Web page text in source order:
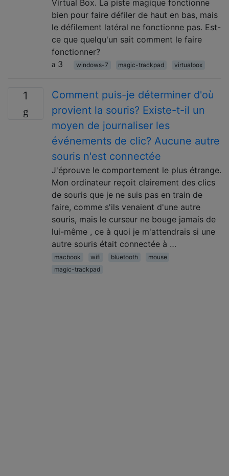
Virtual Box. La piste magique fonctionne
bien pour faire défiler de haut en bas, mais
le défilement latéral ne fonctionne pas. Est-
ce que quelqu'un sait comment le faire
fonctionner?
3
windows-7 magic-trackpad virtualbox
1
Comment puis-je déterminer d'où
provient la souris? Existe-t-il un
moyen de journaliser les
événements de clic? Aucune autre
souris n'est connectée
J'éprouve le comportement le plus étrange.
Mon ordinateur reçoit clairement des clics
de souris que je ne suis pas en train de
faire, comme s'ils venaient d'une autre
souris, mais le curseur ne bouge jamais de
lui-même , ce à quoi je m'attendrais si une
autre souris était connectée à …
macbook wifi bluetooth
mouse
magic-trackpad